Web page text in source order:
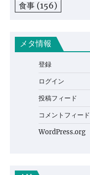
食事 (156)
メタ情報
登録
ログイン
投稿フィード
コメントフィード
WordPress.org